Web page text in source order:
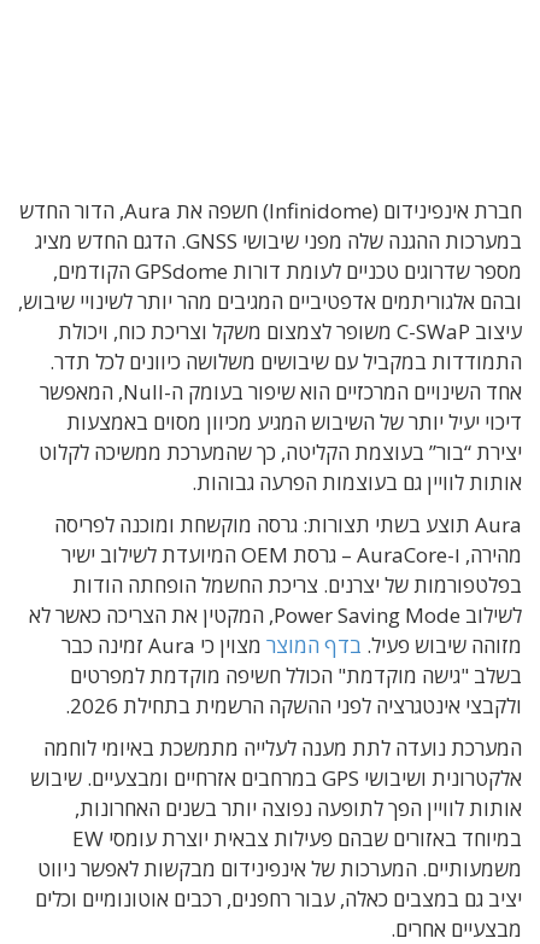
חברת אינפינידום (Infinidome) חשפה את Aura, הדור החדש
במערכות ההגנה שלה מפני שיבושי GNSS. הדגם החדש מציג
מספר שדרוגים טכניים לעומת דורות GPSdome הקודמים,
ובהם אלגוריתמים אדפטיביים המגיבים מהר יותר לשינויי שיבוש,
עיצוב C-SWaP משופר לצמצום משקל וצריכת כוח, ויכולת
התמודדות במקביל עם שיבושים משלושה כיוונים לכל תדר.
אחד השינויים המרכזיים הוא שיפור בעומק ה-Null, המאפשר
דיכוי יעיל יותר של השיבוש המגיע מכיוון מסוים באמצעות
יצירת “בור” בעוצמת הקליטה, כך שהמערכת ממשיכה לקלוט
אותות לוויין גם בעוצמות הפרעה גבוהות.
Aura תוצע בשתי תצורות: גרסה מוקשחת ומוכנה לפריסה
מהירה, ו-AuraCore – גרסת OEM המיועדת לשילוב ישיר
בפלטפורמות של יצרנים. צריכת החשמל הופחתה הודות
לשילוב Power Saving Mode, המקטין את הצריכה כאשר לא
מזוהה שיבוש פעיל. בדף המוצר
מצוין כי Aura זמינה כבר
בשלב "גישה מוקדמת" הכולל חשיפה מוקדמת למפרטים
ולקבצי אינטגרציה לפני ההשקה הרשמית בתחילת 2026.
המערכת נועדה לתת מענה לעלייה מתמשכת באיומי לוחמה
אלקטרונית ושיבושי GPS במרחבים אזרחיים ומבצעיים. שיבוש
אותות לוויין הפך לתופעה נפוצה יותר בשנים האחרונות,
במיוחד באזורים שבהם פעילות צבאית יוצרת עומסי EW
משמעותיים. המערכות של אינפינידום מבקשות לאפשר ניווט
יציב גם במצבים כאלה, עבור רחפנים, רכבים אוטונומיים וכלים
מבצעיים אחרים.